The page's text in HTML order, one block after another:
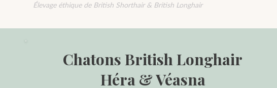
Élevage éthique de British Shorthair & British Longhair
Chatons British Longhair
Héra & Véasna